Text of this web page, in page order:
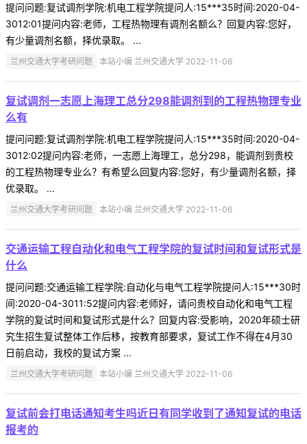
提问问题:复试调剂学院:机电工程学院提问人:15***35时间:2020-04-
3012:01提问内容:老师，工程热物理有调剂名额么？回复内容:您好，
有少量调剂名额，择优录取。 ...
兰州交通大学考研问题 本站小编 兰州交通大学 2022-11-06
复试调剂一志愿上海理工总分298能调剂到的工程热物理专业
么有
提问问题:复试调剂学院:机电工程学院提问人:15***35时间:2020-04-
3012:02提问内容:老师，一志愿上海理工，总分298，能调剂到贵校
的工程热物理专业么？有希望么回复内容:您好，有少量调剂名额，择
优录取。 ...
兰州交通大学考研问题 本站小编 兰州交通大学 2022-11-06
交通运输工程自动化和电气工程学院的复试时间和复试形式是
什么
提问问题:交通运输工程学院:自动化与电气工程学院提问人:15***30时
间:2020-04-3011:52提问内容:老师好，请问贵校自动化和电气工程
学院的复试时间和复试形式是什么？回复内容:受影响，2020年硕士研
究生招生复试整体工作后移，按教育部要求，复试工作不得在4月30
日前启动，我校的复试方案 ...
兰州交通大学考研问题 本站小编 兰州交通大学 2022-11-06
复试前会打电话通知考生吗近日有同学收到了通知复试的电话
报考的